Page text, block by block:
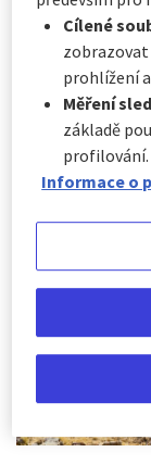
scenériemi a
objevíte, jsou
cesty, od
pralesy
ekosystém. A
Cílené
prohlížení
Měření
základě
profilování.
Informace o